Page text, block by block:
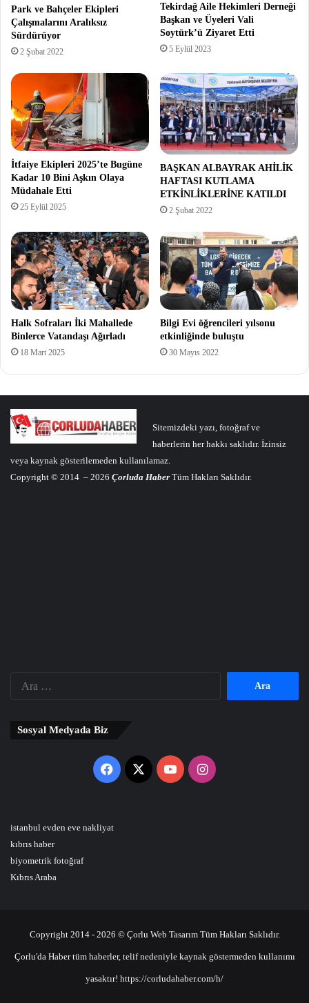
Park ve Bahçeler Ekipleri
Çalışmalarını Aralıksız
Sürdürüyor
2 Şubat 2022
Tekirdağ Aile Hekimleri Derneği
Başkan ve Üyeleri Vali
Soytürk’ü Ziyaret Etti
5 Eylül 2023
İtfaiye Ekipleri 2025’te Bugüne
Kadar 10 Bini Aşkın Olaya
Müdahale Etti
25 Eylül 2025
BAŞKAN ALBAYRAK AHİLİK
HAFTASI KUTLAMA
ETKİNLİKLERİNE KATILDI
2 Şubat 2022
Halk Sofraları İki Mahallede
Binlerce Vatandaşı Ağırladı
18 Mart 2025
Bilgi Evi öğrencileri yılsonu
etkinliğinde buluştu
30 Mayıs 2022
Sitemizdeki yazı, fotoğraf ve
haberlerin her hakkı saklıdır. İzinsiz
veya kaynak gösterilemeden kullanılamaz.
Copyright © 2014 – 2026 Çorluda Haber Tüm Hakları Saklıdır.
Sosyal Medyada Biz
Facebook
X YouTubeInstagram
istanbul evden eve nakliyat
kıbrıs haber
biyometrik fotoğraf
Kıbrıs Araba
Copyright 2014 - 2026 © Çorlu Web Tasarım Tüm Hakları Saklıdır.
Çorlu'da Haber tüm haberler, telif nedeniyle kaynak göstermeden kullanımı
yasaktır! https://corludahaber.com/h/